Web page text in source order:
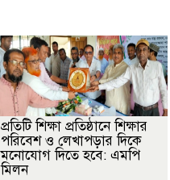
প্রতিটি শিক্ষা প্রতিষ্ঠানে শিক্ষার
পরিবেশ ও লেখাপড়ার দিকে
মনোযোগ দিতে হবে: এমপি
মিলন